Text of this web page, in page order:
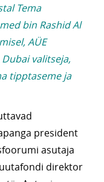
Tema
bin Rashid Al
AÜE
valitseja,
tipptaseme ja
president
asutaja
direktor